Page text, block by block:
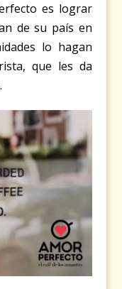
es lograr
de su país en
lo hagan
que les da